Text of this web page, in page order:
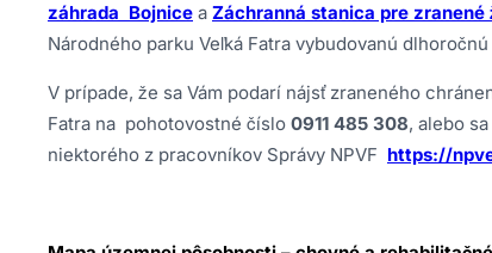
záhrada Bojnice a Záchranná stanica pre
Národného parku Veľká Fatra vybudovanú
V prípade, že sa Vám podarí nájsť zraneného
Fatra na pohotovostné číslo 0911 485 308, alebo
niektorého z pracovníkov Správy NPVF https://